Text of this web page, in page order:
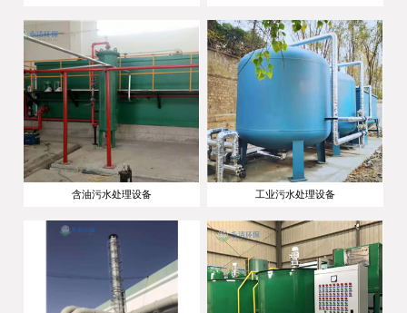
含油污水处理设备 工业污水处理设备